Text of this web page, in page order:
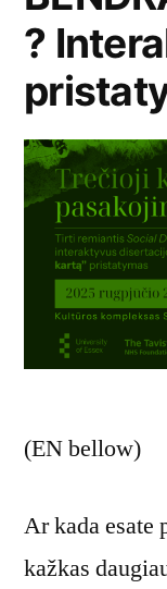
?
(EN bellow)
Ar kada esate
kažkas